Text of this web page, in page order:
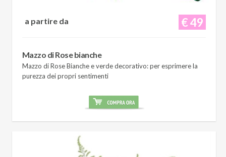
€ 49
a partire da
Mazzo di Rose bianche
Mazzo di Rose Bianche e verde decorativo: per esprimere la
purezza dei propri sentimenti